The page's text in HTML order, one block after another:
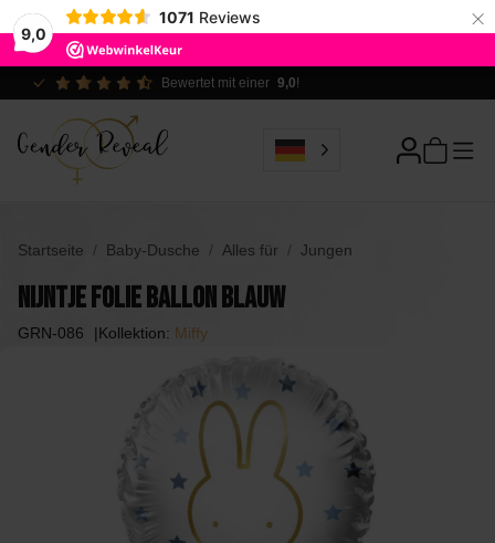
9,0
1071 Reviews ×
Ökologisch verantwortlich
Startseite Baby-Dusche Alles für Jungen
Nijntje Folie Ballon blauw
GRN-086 Kollektion: Miffy